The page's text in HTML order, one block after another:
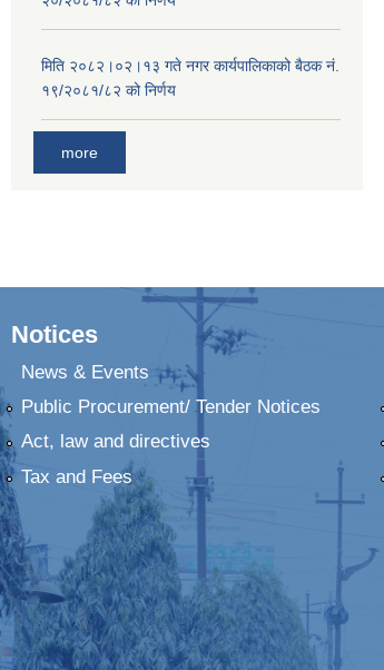
मिति २०८२।०२।१३ गते नगर कार्यपालिकाको बैठक नं.
१९/२०८१/८२ को निर्णय
more
Notices
News & Events
Public Procurement/ Tender Notices
Act, law and directives
Tax and Fees